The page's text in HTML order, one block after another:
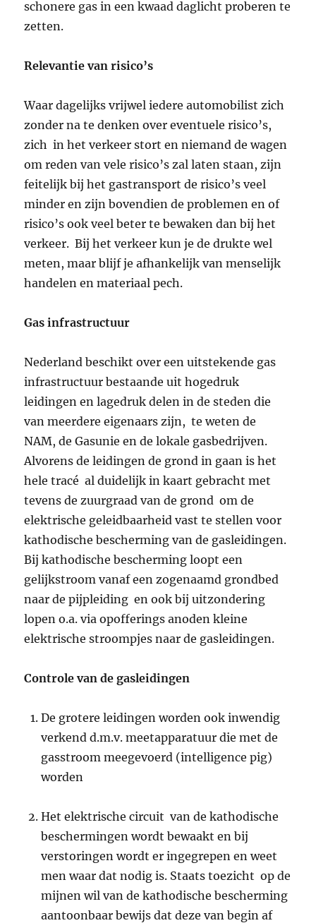
schonere gas in een kwaad daglicht proberen te
zetten.
Relevantie van risico’s
Waar dagelijks vrijwel iedere automobilist zich
zonder na te denken over eventuele risico’s,
zich in het verkeer stort en niemand de wagen
om reden van vele risico’s zal laten staan, zijn
feitelijk bij het gastransport de risico’s veel
minder en zijn bovendien de problemen en of
risico’s ook veel beter te bewaken dan bij het
verkeer. Bij het verkeer kun je de drukte wel
meten, maar blijf je afhankelijk van menselijk
handelen en materiaal pech.
Gas infrastructuur
Nederland beschikt over een uitstekende gas
infrastructuur bestaande uit hogedruk
leidingen en lagedruk delen in de steden die
van meerdere eigenaars zijn, te weten de
NAM, de Gasunie en de lokale gasbedrijven.
Alvorens de leidingen de grond in gaan is het
hele tracé al duidelijk in kaart gebracht met
tevens de zuurgraad van de grond om de
elektrische geleidbaarheid vast te stellen voor
kathodische bescherming van de gasleidingen.
Bij kathodische bescherming loopt een
gelijkstroom vanaf een zogenaamd grondbed
naar de pijpleiding en ook bij uitzondering
lopen o.a. via opofferings anoden kleine
elektrische stroompjes naar de gasleidingen.
Controle van de gasleidingen
De grotere leidingen worden ook inwendig
verkend d.m.v. meetapparatuur die met de
gasstroom meegevoerd (intelligence pig)
worden
Het elektrische circuit van de kathodische
beschermingen wordt bewaakt en bij
verstoringen wordt er ingegrepen en weet
men waar dat nodig is. Staats toezicht op de
mijnen wil van de kathodische bescherming
aantoonbaar bewijs dat deze van begin af